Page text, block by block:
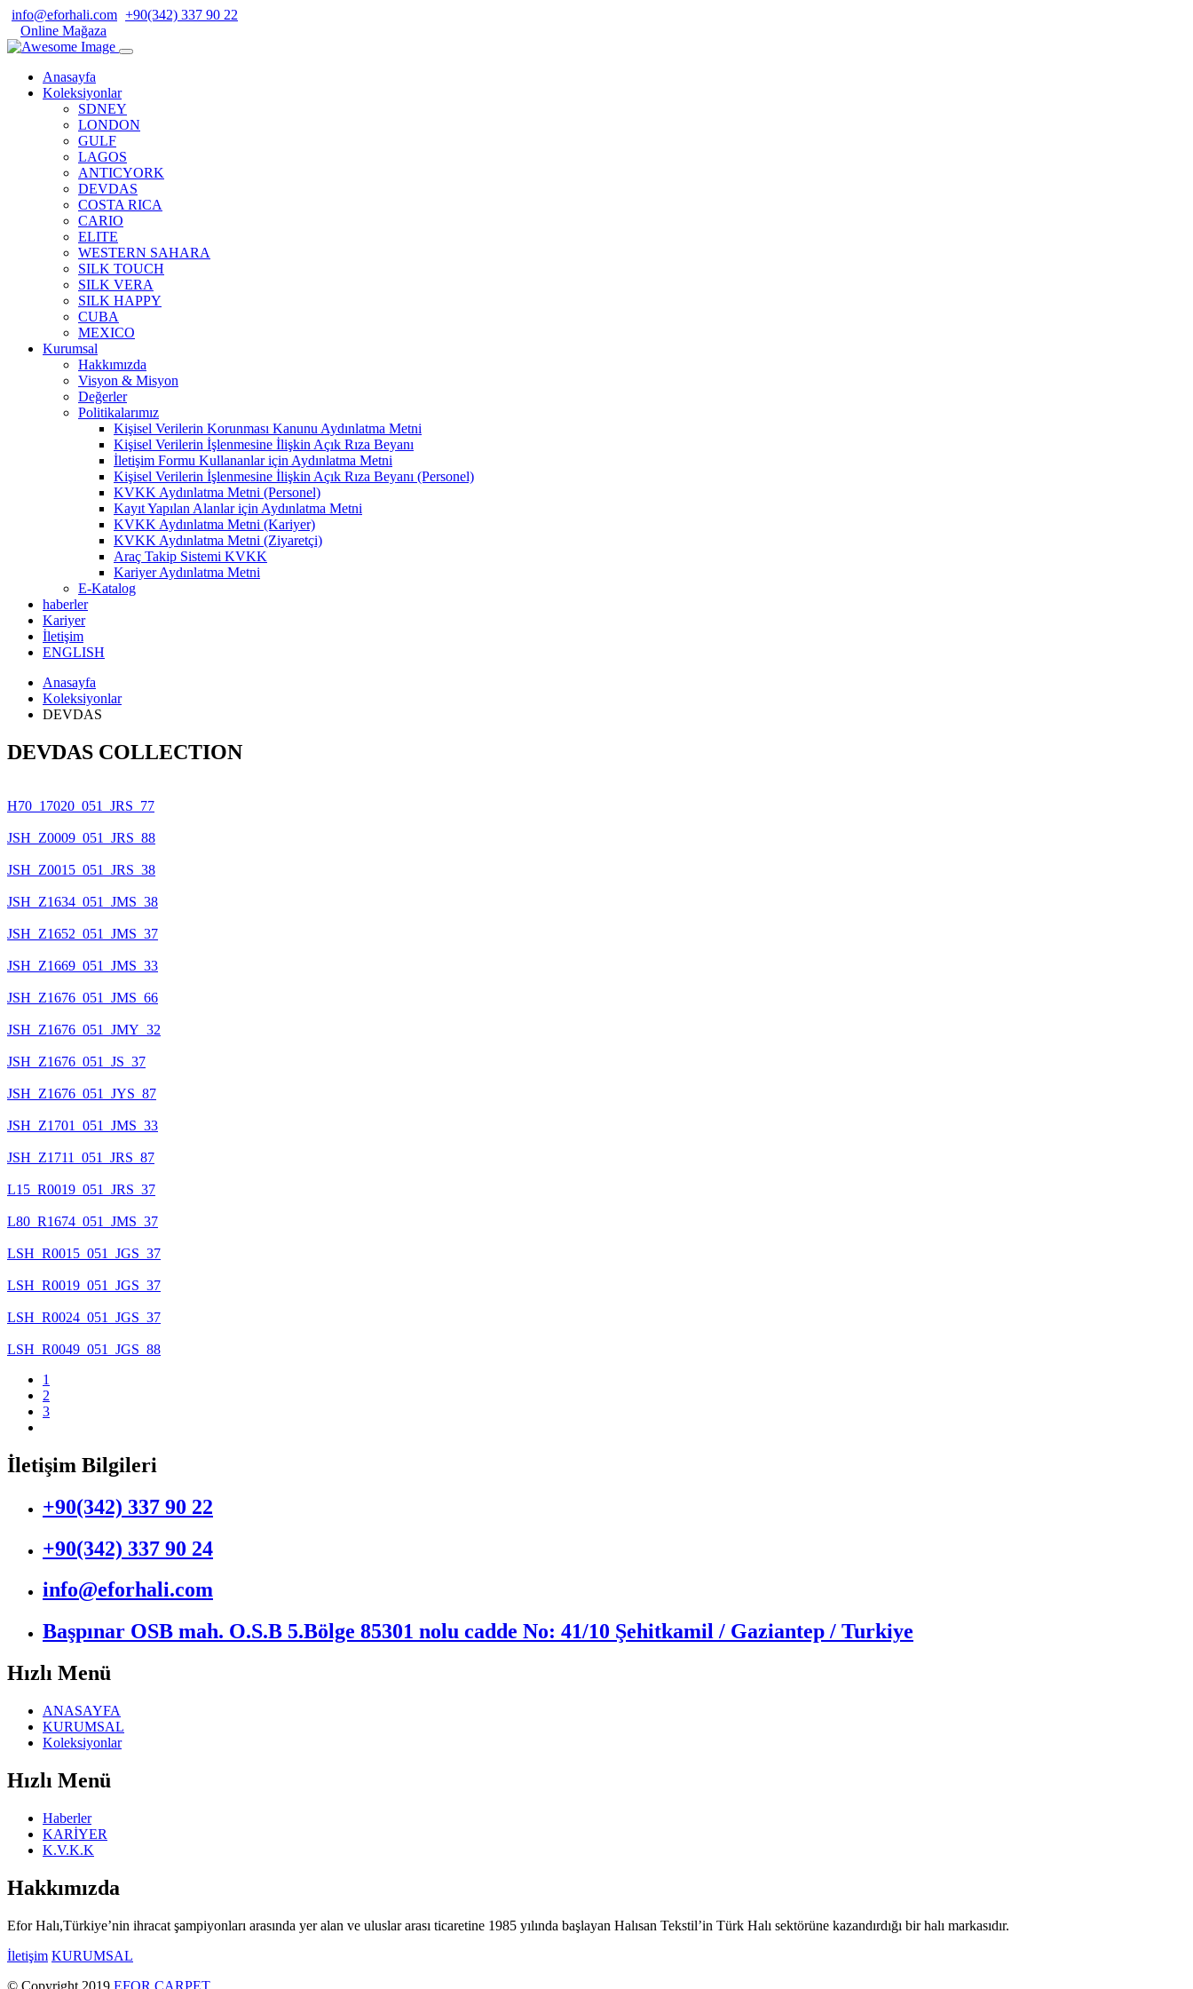
info@eforhali.com +90(342) 337 90 22
Online Mağaza
Anasayfa
Koleksiyonlar
SDNEY
LONDON
GULF
LAGOS
ANTICYORK
DEVDAS
COSTA RICA
CARIO
ELITE
WESTERN SAHARA
SILK TOUCH
SILK VERA
SILK HAPPY
CUBA
MEXICO
Kurumsal
Hakkımızda
Visyon & Misyon
Değerler
Politikalarımız
Kişisel Verilerin Korunması Kanunu Aydınlatma Metni
Kişisel Verilerin İşlenmesine İlişkin Açık Rıza Beyanı
İletişim Formu Kullananlar için Aydınlatma Metni
Kişisel Verilerin İşlenmesine İlişkin Açık Rıza Beyanı (Personel)
KVKK Aydınlatma Metni (Personel)
Kayıt Yapılan Alanlar için Aydınlatma Metni
KVKK Aydınlatma Metni (Kariyer)
KVKK Aydınlatma Metni (Ziyaretçi)
Araç Takip Sistemi KVKK
Kariyer Aydınlatma Metni
E-Katalog
haberler
Kariyer
İletişim
ENGLISH
Anasayfa
Koleksiyonlar
DEVDAS
DEVDAS COLLECTION
H70_17020_051_JRS_77
JSH_Z0009_051_JRS_88
JSH_Z0015_051_JRS_38
JSH_Z1634_051_JMS_38
JSH_Z1652_051_JMS_37
JSH_Z1669_051_JMS_33
JSH_Z1676_051_JMS_66
JSH_Z1676_051_JMY_32
JSH_Z1676_051_JS_37
JSH_Z1676_051_JYS_87
JSH_Z1701_051_JMS_33
JSH_Z1711_051_JRS_87
L15_R0019_051_JRS_37
L80_R1674_051_JMS_37
LSH_R0015_051_JGS_37
LSH_R0019_051_JGS_37
LSH_R0024_051_JGS_37
LSH_R0049_051_JGS_88
1
2
3
İletişim Bilgileri
+90(342) 337 90 22
+90(342) 337 90 24
info@eforhali.com
Başpınar OSB mah. O.S.B 5.Bölge 85301 nolu cadde No: 41/10 Şehitkamil / Gaziantep / Turkiye
Hızlı Menü
ANASAYFA
KURUMSAL
Koleksiyonlar
Hızlı Menü
Haberler
KARİYER
K.V.K.K
Hakkımızda
Efor Halı,Türkiye’nin ihracat şampiyonları arasında yer alan ve uluslar arası ticaretine 1985 yılında başlayan Halısan Tekstil’in Türk Halı sektörüne kazandırdığı bir halı markasıdır.
İletişim KURUMSAL
© Copyright 2019 EFOR CARPET